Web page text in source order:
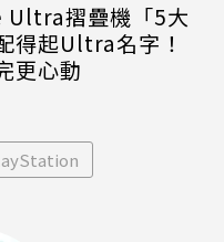
Ultra摺疊機「5大
得起Ultra名字！
更心動